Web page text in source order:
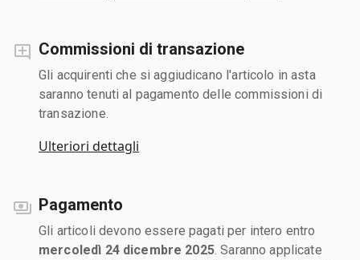
Commissioni di transazione
Gli acquirenti che si aggiudicano l'articolo in asta
saranno tenuti al pagamento delle commissioni di
transazione.
Ulteriori dettagli
Pagamento
Gli articoli devono essere pagati per intero entro
mercoledì 24 dicembre 2025. Saranno applicate